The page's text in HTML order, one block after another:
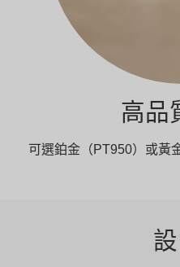
高品
可選鉑金（PT950）或黃